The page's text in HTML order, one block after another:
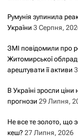
Румунія зупинила
України 3 Серпня,
ЗМІ повідомили про
Житомирської
арештувати її активи
В Україні зросли
прогнози 29 Липня,
Не все те золото, що
кеш? 27 Липня, 2026